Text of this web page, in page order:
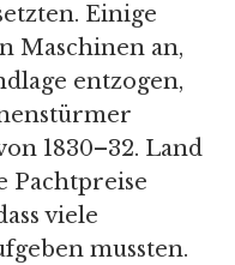
Einige
Maschinen an,
entzogen,
1830–32. Land
Pachtpreise
viele
mussten.